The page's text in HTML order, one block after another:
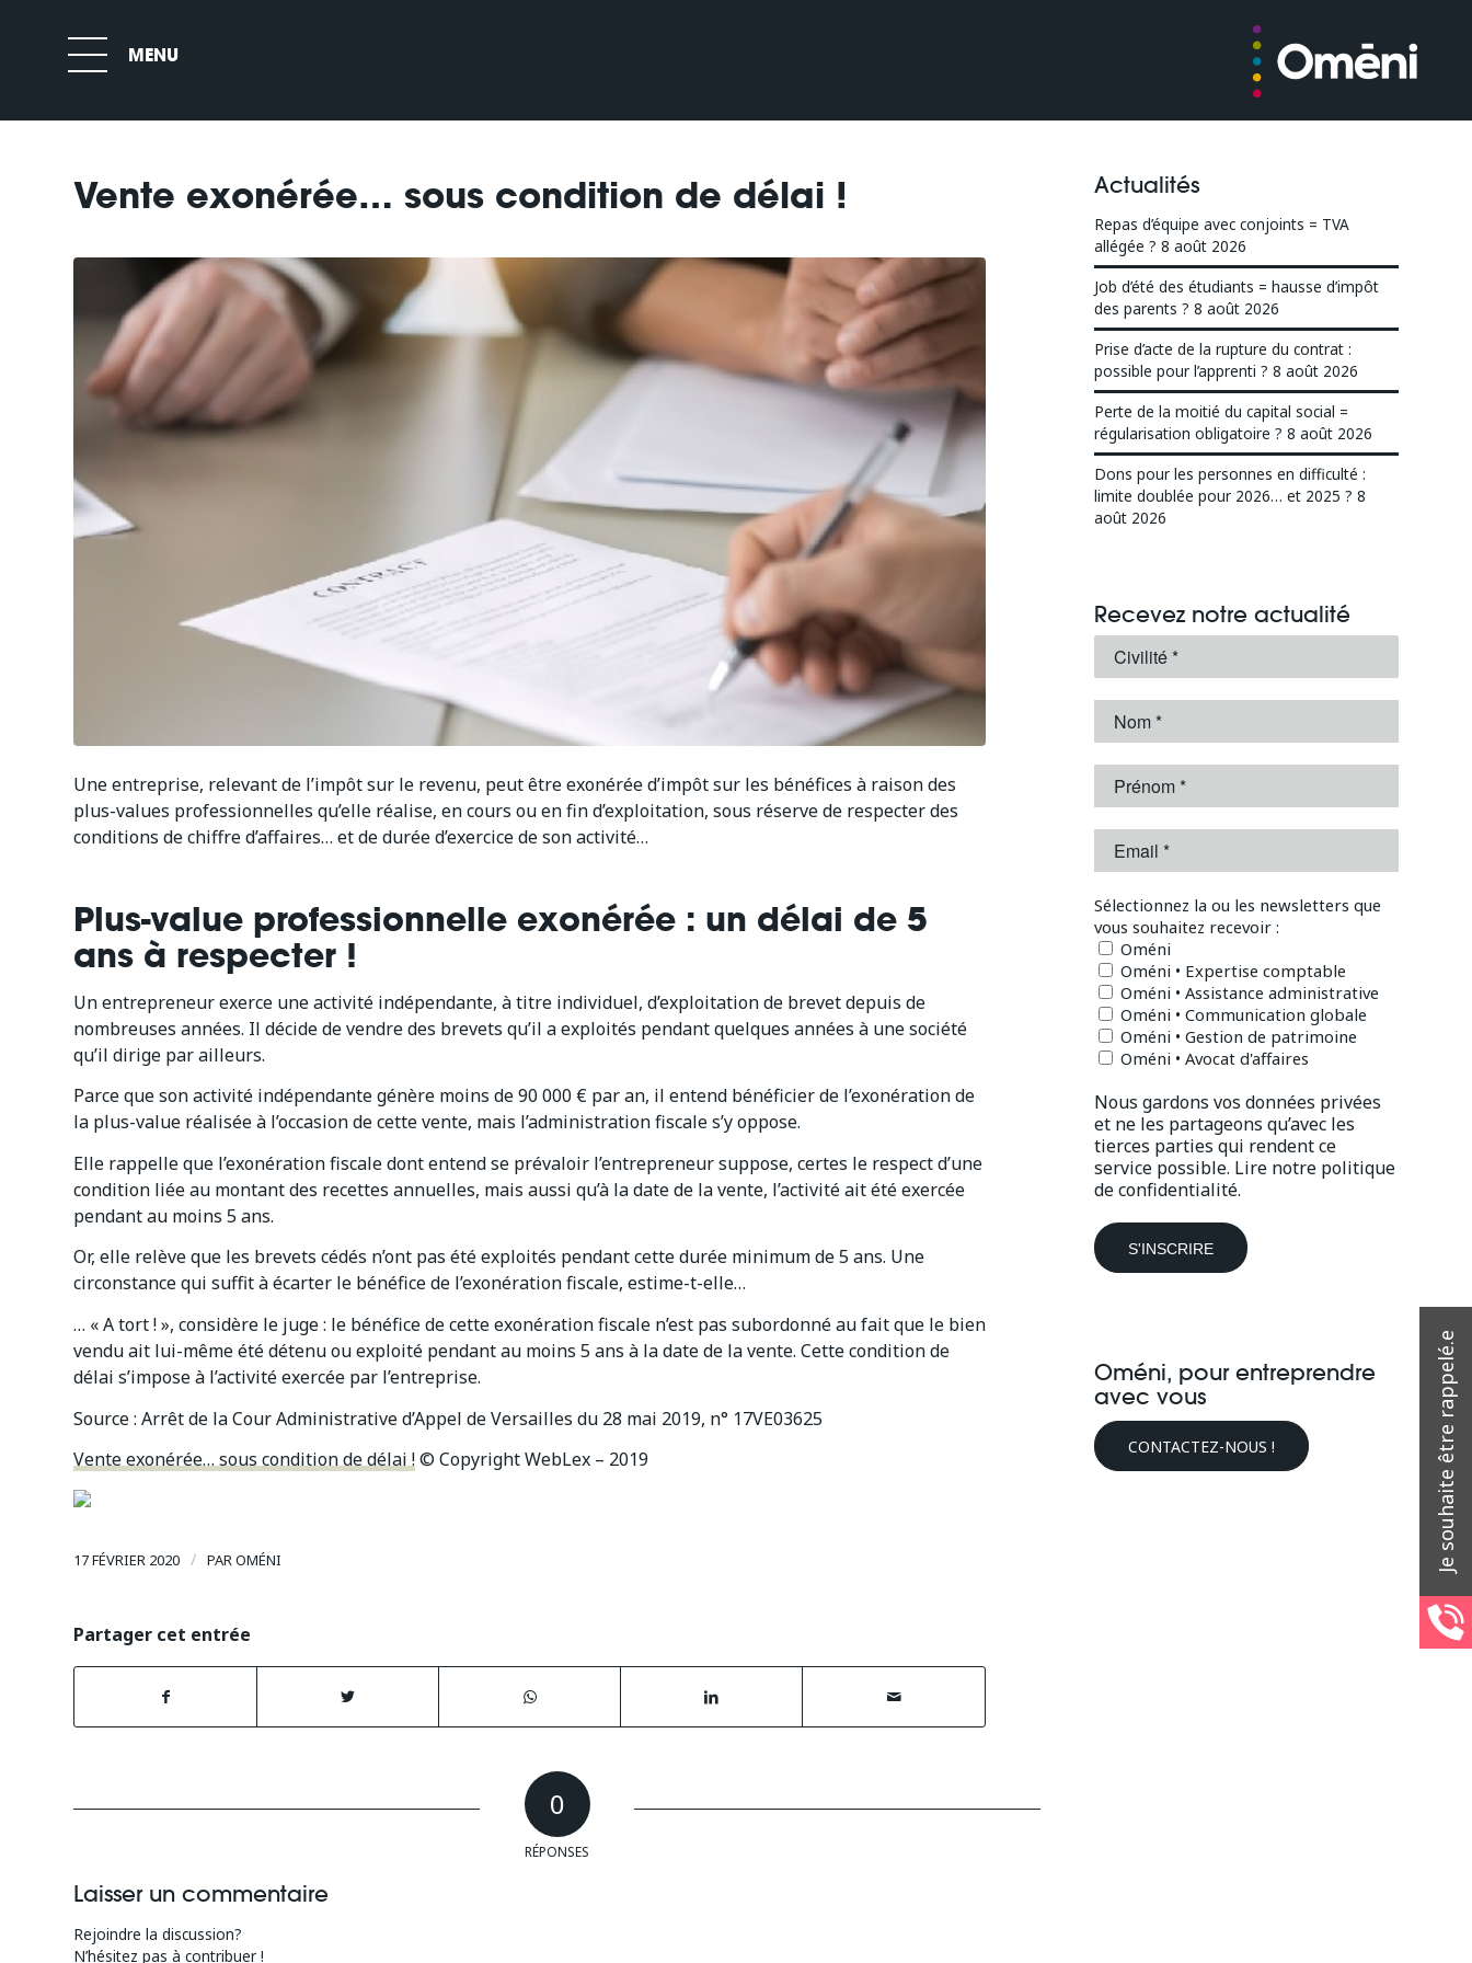
Vente exonérée… sous condition de délai !
Une entreprise, relevant de l’impôt sur le revenu, peut être exonérée d’impôt sur les bénéfices à raison des
plus-values professionnelles qu’elle réalise, en cours ou en fin d’exploitation, sous réserve de respecter des
conditions de chiffre d’affaires… et de durée d’exercice de son activité…
Plus-value professionnelle exonérée : un délai de 5
ans à respecter !
Un entrepreneur exerce une activité indépendante, à titre individuel, d’exploitation de brevet depuis de
nombreuses années. Il décide de vendre des brevets qu’il a exploités pendant quelques années à une société
qu’il dirige par ailleurs.
Parce que son activité indépendante génère moins de 90 000 € par an, il entend bénéficier de l’exonération de
la plus-value réalisée à l’occasion de cette vente, mais l’administration fiscale s’y oppose.
Elle rappelle que l’exonération fiscale dont entend se prévaloir l’entrepreneur suppose, certes le respect d’une
condition liée au montant des recettes annuelles, mais aussi qu’à la date de la vente, l’activité ait été exercée
pendant au moins 5 ans.
Or, elle relève que les brevets cédés n’ont pas été exploités pendant cette durée minimum de 5 ans. Une
circonstance qui suffit à écarter le bénéfice de l’exonération fiscale, estime-t-elle…
… « A tort ! », considère le juge : le bénéfice de cette exonération fiscale n’est pas subordonné au fait que le bien
vendu ait lui-même été détenu ou exploité pendant au moins 5 ans à la date de la vente. Cette condition de
délai s’impose à l’activité exercée par l’entreprise.
Source : Arrêt de la Cour Administrative d’Appel de Versailles du 28 mai 2019, n° 17VE03625
Vente exonérée… sous condition de délai !© Copyright WebLex – 2019
17 FÉVRIER 2020 / PAROMÉNI
Partager cet entrée
0
RÉPONSES
Laisser un commentaire
Rejoindre la discussion?
N’hésitez pas à contribuer !
Actualités
Repas d’équipe avec conjoints = TVA
allégée ? 8 août 2026
Job d’été des étudiants = hausse d’impôt
des parents ? 8 août 2026
Prise d’acte de la rupture du contrat :
possible pour l’apprenti ? 8 août 2026
Perte de la moitié du capital social =
régularisation obligatoire ? 8 août 2026
Dons pour les personnes en difficulté :
limite doublée pour 2026… et 2025 ? 8
août 2026
Recevez notre actualité
Sélectionnez la ou les newsletters que
vous souhaitez recevoir :
Oméni
Oméni • Expertise comptable
Oméni • Assistance administrative
Oméni • Communication globale
Oméni • Gestion de patrimoine
Oméni • Avocat d'affaires
Nous gardons vos données privées
et ne les partageons qu’avec les
tierces parties qui rendent ce
service possible. Lire notre politique
de confidentialité.
Oméni, pour entreprendre
avec vous
CONTACTEZ-NOUS !